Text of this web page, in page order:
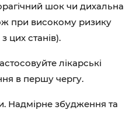
шок чи дихальна
при високому ризику
цих станів).
лікарські
в першу чергу.
Надмірне збудження та